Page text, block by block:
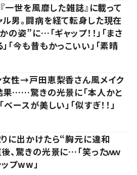
一世を風靡した雑誌』に載って
ル男。闘病を経て転身した現在
の姿”に…「ギャップ！！」「まさ
「今も昔もかっこいい」「素晴
女性→戸田恵梨香さん風メイク
果……驚きの光景に「本人かと
ベースが美しい」「似すぎ！！」
りに出かけたら“胸元に違和
、驚きの光景に…「笑ったｗｗ
ップww」